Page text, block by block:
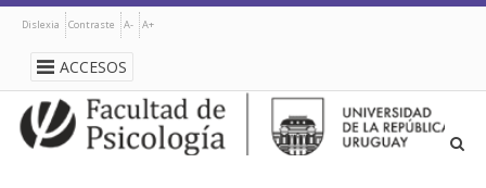
Pasar
principal
Dislexia Contraste A- A+
ACCESOS